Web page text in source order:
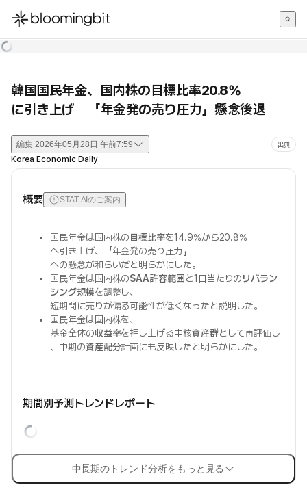
한국어
韓国国民年金、国内株の目標比率20.8%
に引き上げ 「年金発の売り圧力」懸念後退
編集 2026年05月28日 午前7:59 出典
Korea Economic Daily
概要 STAT AIのご案内
国民年金は国内株の目標比率を14.9%から20.8%
へ引き上げ、「年金発の売り圧力」
への懸念が和らいだと明らかにした。
国民年金は国内株のSAA許容範囲 と1日当たりのリバラン
シング規模を調整し、
短期間に売りが偏る可能性が低くなったと説明した。
国民年金は国内株を、
基金全体の収益率を押し上げる中核資産群として再評価し
、中期の資産配分計画にも反映したと明らかにした。
期間別予測トレンドレポート
中長期のトレンド分析をもっと見る